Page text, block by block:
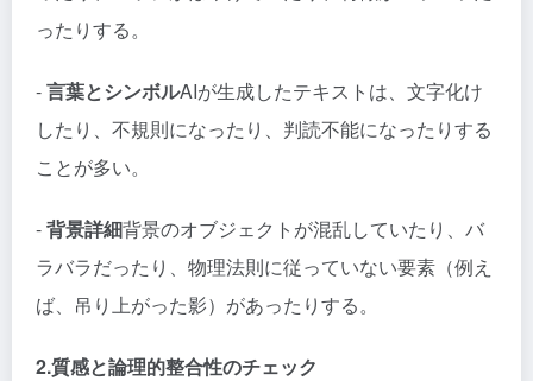
ったりする。
-言葉とシンボルAIが生成したテキストは、文字化け
したり、不規則になったり、判読不能になったりする
ことが多い。
-背景詳細背景のオブジェクトが混乱していたり、バ
ラバラだったり、物理法則に従っていない要素（例え
ば、吊り上がった影）があったりする。
2.質感と論理的整合性のチェック